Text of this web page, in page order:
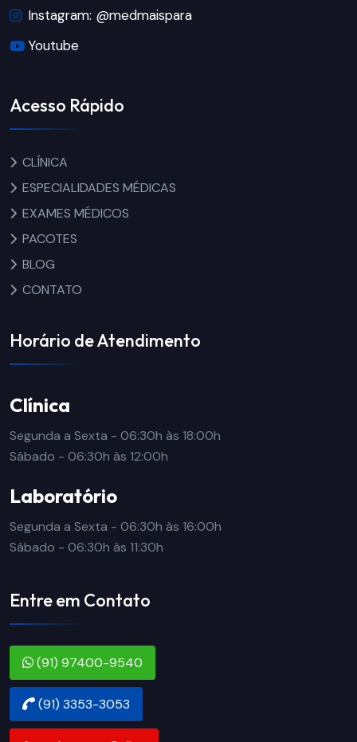
Instagram: @medmaispara
Youtube
Acesso Rápido
CLÍNICA
ESPECIALIDADES MÉDICAS
EXAMES MÉDICOS
PACOTES
BLOG
CONTATO
Horário de Atendimento
Clínica
Segunda a Sexta - 06:30h às 18:00h
Sábado - 06:30h às 12:00h
Laboratório
Segunda a Sexta - 06:30h às 16:00h
Sábado - 06:30h às 11:30h
Entre em Contato
(91) 97400-9540
(91) 3353-3053